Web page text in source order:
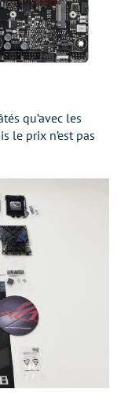
qu’avec les
le prix n’est pas